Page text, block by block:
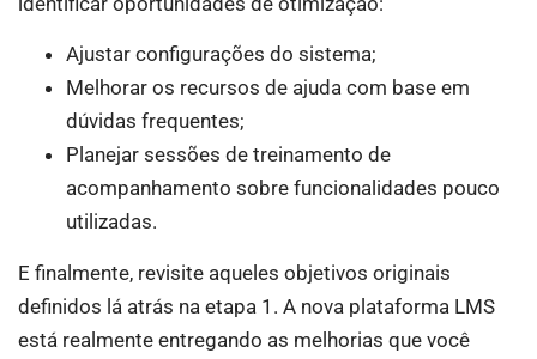
Ajustar configurações do sistema;
Melhorar os recursos de ajuda com base em
dúvidas frequentes;
Planejar sessões de treinamento de
acompanhamento sobre funcionalidades pouco
utilizadas.
E finalmente, revisite aqueles objetivos originais
definidos lá atrás na etapa 1. A nova plataforma LMS
está realmente entregando as melhorias que você